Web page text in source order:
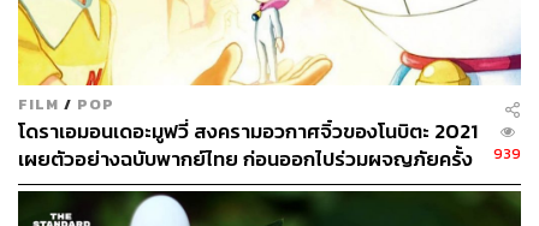
โยโกยามา ยาสุยุกิ อาจารย์สอนวิชา ‘โดราเอมอนศึกษา’
มหาวิทยาลัยฟุกุยามะ ผู้เขียนหนังสือ
วิถีแห่งโนบิตะ ชัยชนะ
ของคนไม่เอาถ่าน
วิเคราะห์เอาไว้ว่า ความแตกต่างระหว่าง
โนบิตะและเดคิสุงิ คือเดคิสุงิเป็นคนสมบูรณ์แบบที่ไร้จุดอ่อน
เขาใช้เวลาทั้งหมดไปกับการศึกษา และทำในสิ่งที่ตัวเอง
สนใจโดยไม่สนใจอะไรทั้งนั้น เขาสามารถปฏิเสธการชวน
จากเพื่อนๆ เพียงเพราะเหตุผลที่ว่า ต้องรีบกลับไปทำการบ้าน
FILM / POP
โดราเอมอนเดอะมูฟวี่ สงครามอวกาศจิ๋วของโนบิตะ 2021
เผยตัวอย่างฉบับพากย์ไทย ก่อนออกไปร่วมผจญภัยครั้ง
ใหม่ 6 ต.ค. นี้
939